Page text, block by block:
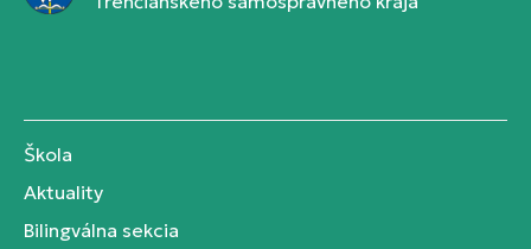
Škola
Aktuality
Bilingválna sekcia